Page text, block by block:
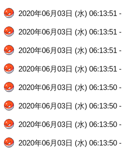
2020年06月03日 (水) 06:13:51 -
2020年06月03日 (水) 06:13:51 -
2020年06月03日 (水) 06:13:51 -
2020年06月03日 (水) 06:13:51 -
2020年06月03日 (水) 06:13:50 -
2020年06月03日 (水) 06:13:50 -
2020年06月03日 (水) 06:13:50 -
2020年06月03日 (水) 06:13:50 -